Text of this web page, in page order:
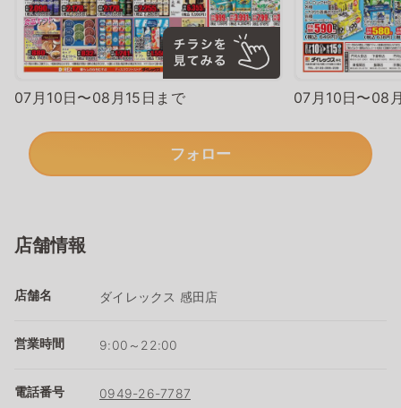
07月10日〜08月15日まで 07月10日〜08
フォロー
店舗情報
店舗名 ダイレックス 感田店
営業時間 9:00～22:00
電話番号 0949-26-7787